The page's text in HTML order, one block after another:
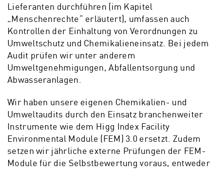
Lieferanten durchführen (im Kapitel
„Menschenrechte“ erläutert), umfassen auch
Kontrollen der Einhaltung von Verordnungen zu
Umweltschutz und Chemikalieneinsatz. Bei jedem
Audit prüfen wir unter anderem
Umweltgenehmigungen, Abfallentsorgung und
Abwasseranlagen.
Wir haben unsere eigenen Chemikalien- und
Umweltaudits durch den Einsatz branchenweiter
Instrumente wie dem Higg Index Facility
Environmental Module (FEM) 3.0 ersetzt. Zudem
setzen wir jährliche externe Prüfungen der FEM-
Module für die Selbstbewertung voraus, entweder